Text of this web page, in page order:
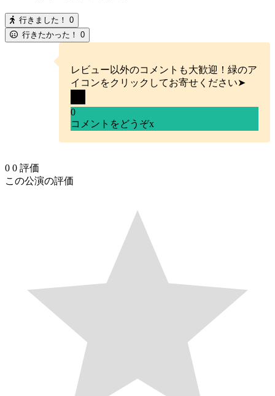
行きました！ 0
行きたかった！ 0
レビュー以外のコメントも大歓迎！緑のア
イコンをクリックしてお寄せください➤
0
コメントをどうぞx
0 0 評価
この公演の評価